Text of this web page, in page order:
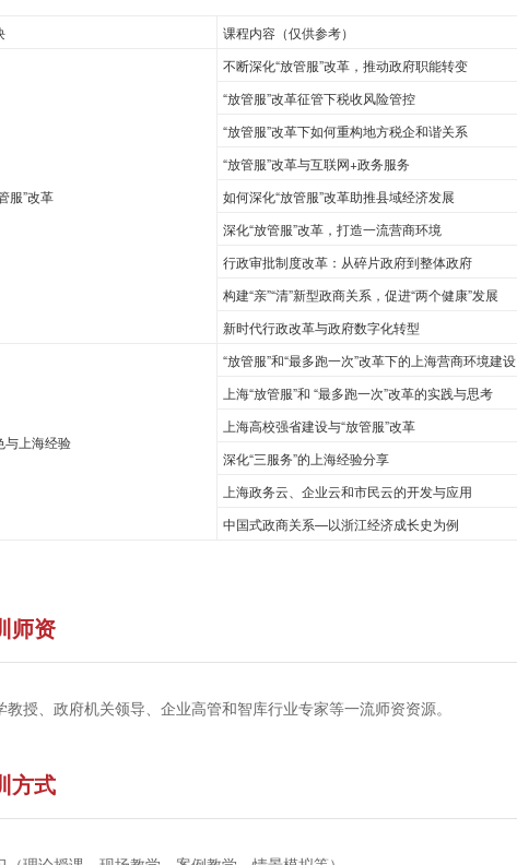
课程内容（仅供参考）
服”改革
不断深化“放管服”改革，推动政府职能转变
“放管服”改革征管下税收风险管控
“放管服”改革下如何重构地方税企和谐关系
“放管服”改革与互联网+政务服务
如何深化“放管服”改革助推县域经济发展
深化“放管服”改革，打造一流营商环境
行政审批制度改革：从碎片政府到整体政府
构建“亲”“清”新型政商关系，促进“两个健康”发展
新时代行政改革与政府数字化转型
与上海经验
“放管服”和“最多跑一次”改革下的上海营商环境建设
上海“放管服”和 “最多跑一次”改革的实践与思考
上海高校强省建设与“放管服”改革
深化“三服务”的上海经验分享
上海政务云、企业云和市民云的开发与应用
中国式政商关系—以浙江经济成长史为例
师资
教授、政府机关领导、企业高管和智库行业专家等一流师资资源。
方式